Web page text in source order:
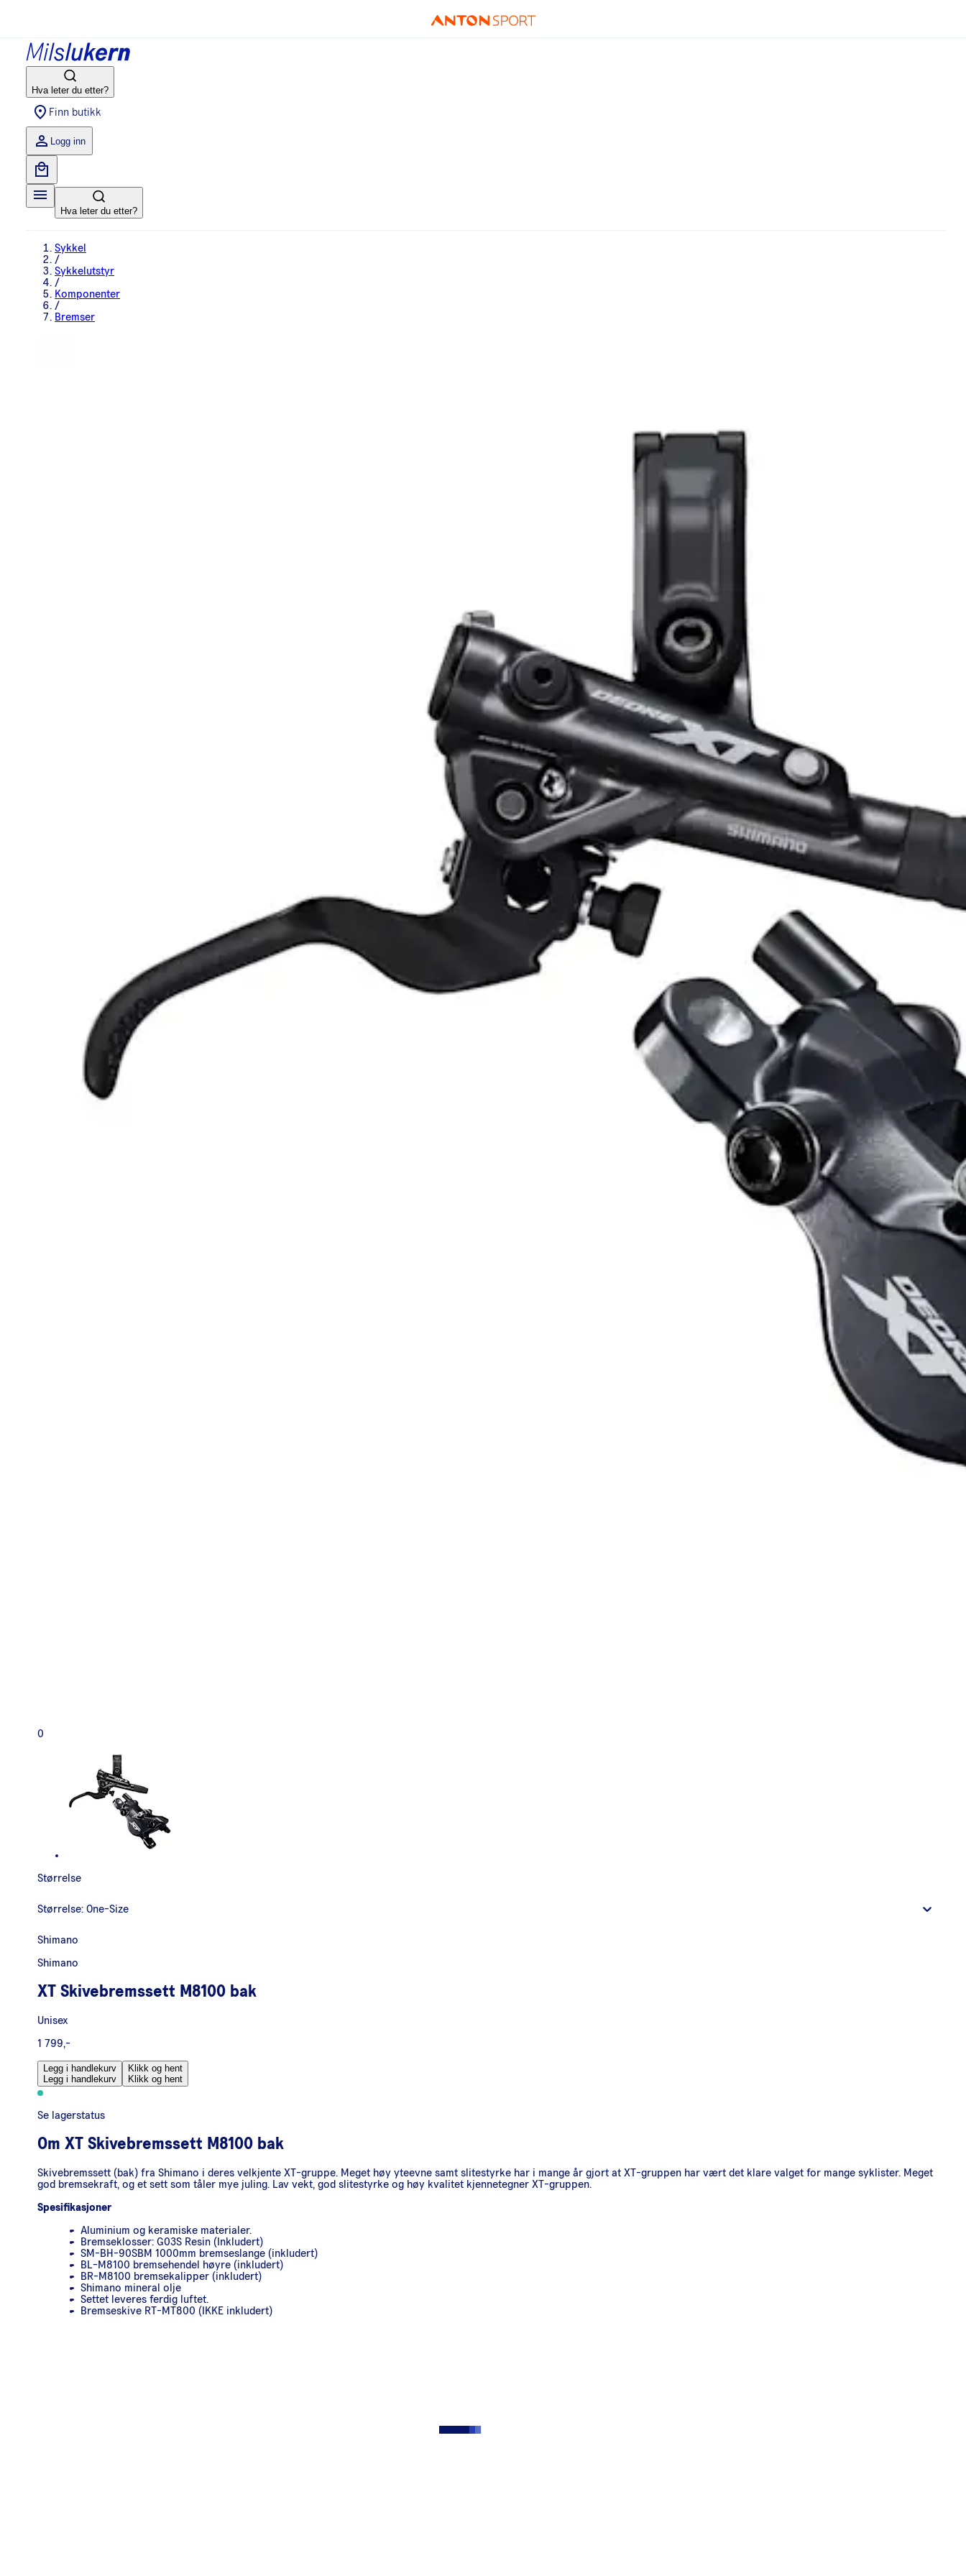
Hva leter du etter?
Finn butikk
Logg inn
Hva leter du etter?
Sykkel
/
Sykkelutstyr
/
Komponenter
/
Bremser
0
Størrelse
Størrelse: One-Size
Shimano
Shimano
XT Skivebremssett M8100 bak
Unisex
1 799,-
Legg i handlekurv
Legg i handlekurv
Klikk og hent
Klikk og hent
Se lagerstatus
Om XT Skivebremssett M8100 bak
Skivebremssett (bak) fra Shimano i deres velkjente XT-gruppe. Meget høy yteevne samt slitestyrke har i mange år gjort at XT-gruppen har vært det klare valget for mange syklister. Meget
god bremsekraft, og et sett som tåler mye juling. Lav vekt, god slitestyrke og høy kvalitet kjennetegner XT-gruppen.
Spesifikasjoner
Aluminium og keramiske materialer.
Bremseklosser: G03S Resin (Inkludert)
SM-BH-90SBM 1000mm bremseslange (inkludert)
BL-M8100 bremsehendel høyre (inkludert)
BR-M8100 bremsekalipper (inkludert)
Shimano mineral olje
Settet leveres ferdig luftet.
Bremseskive RT-MT800 (IKKE inkludert)